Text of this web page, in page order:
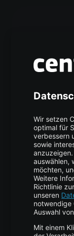
Linux-
Beispiele
LINUX BASICS,
Vijona24 Juli um
Befehl ›export‹
ein integrierter
Funktionen für